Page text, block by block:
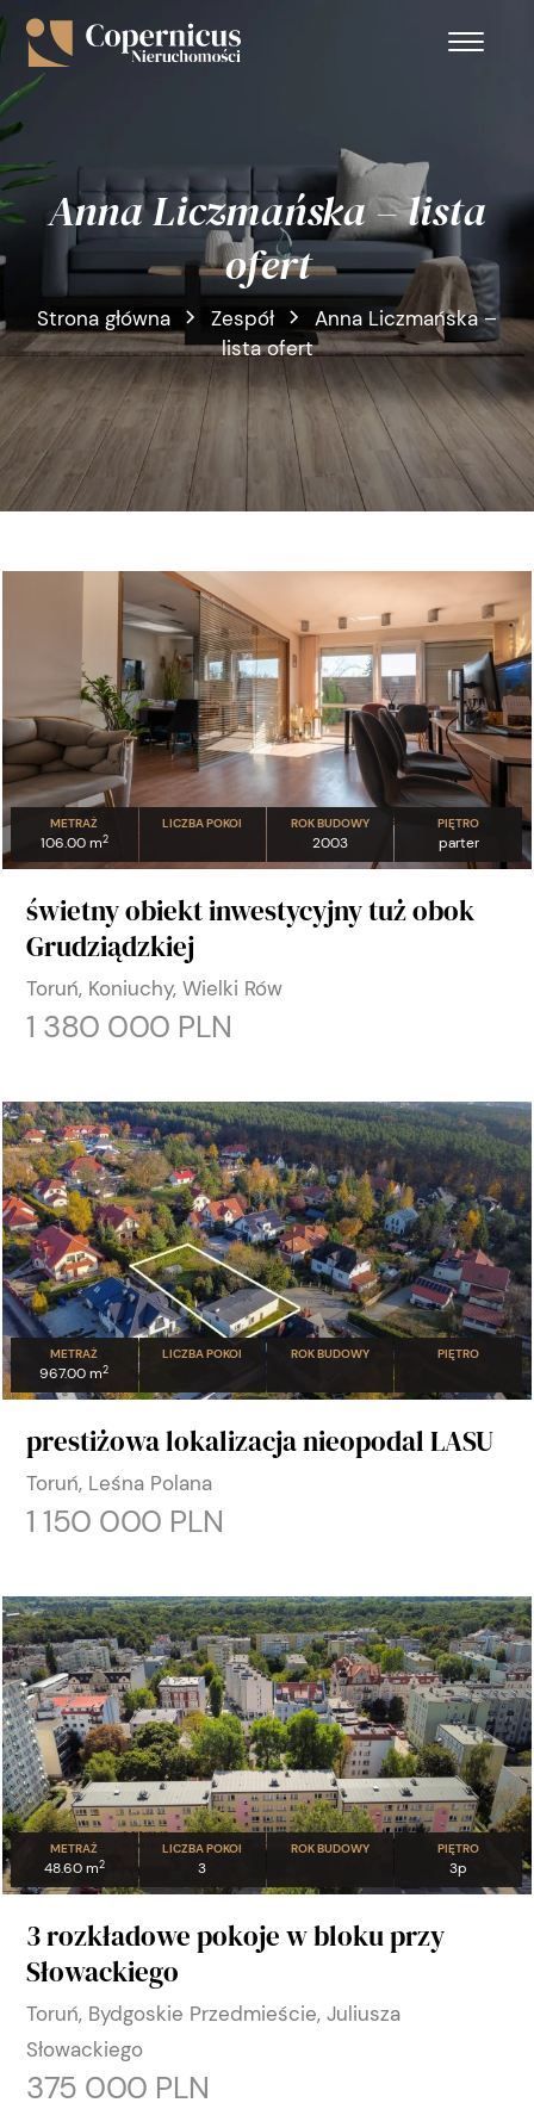
Anna Liczmańska – lista
ofert
Strona główna Zespół
Anna Liczmańska –
lista ofert
METRAŻ
106.00 m2
LICZBA POKOI ROK BUDOWY
2003
PIĘTRO
parter
świetny obiekt inwestycyjny tuż obok
Grudziądzkiej
Toruń, Koniuchy, Wielki Rów
1 380 000 PLN
METRAŻ
967.00 m2
LICZBA POKOI ROK BUDOWY PIĘTRO
prestiżowa lokalizacja nieopodal LASU
Toruń, Leśna Polana
1 150 000 PLN
METRAŻ
48.60 m2
LICZBA POKOI
3
ROK BUDOWY PIĘTRO
3p
3 rozkładowe pokoje w bloku przy
Słowackiego
Toruń, Bydgoskie Przedmieście, Juliusza
Słowackiego
375 000 PLN